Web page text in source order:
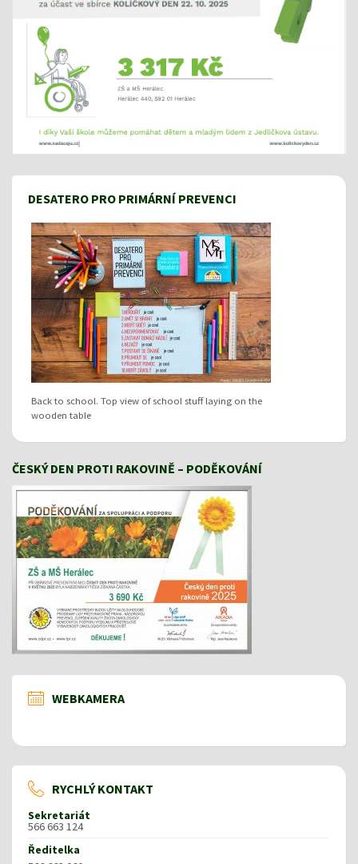
DESATERO PRO PRIMÁRNÍ PREVENCI
Back to school. Top view of school stuff laying on the
wooden table
ČESKÝ DEN PROTI RAKOVINĚ – PODĚKOVÁNÍ
WEBKAMERA
RYCHLÝ KONTAKT
Sekretariát
566 663 124
Ředitelka